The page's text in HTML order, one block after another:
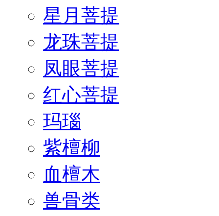
星月菩提
龙珠菩提
凤眼菩提
红心菩提
玛瑙
紫檀柳
血檀木
兽骨类